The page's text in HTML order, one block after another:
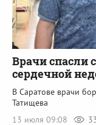
Врачи спасли
сердечной
В Саратове врачи
Татищева
13 июля 09:08